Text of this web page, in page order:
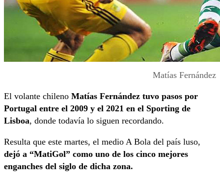
Matías Fernández
El volante chileno Matías Fernández tuvo pasos por
Portugal entre el 2009 y el 2021 en el Sporting de
Lisboa, donde todavía lo siguen recordando.
Resulta que este martes, el medio A Bola del país luso,
dejó a “MatiGol” como uno de los cinco mejores
enganches del siglo de dicha zona.